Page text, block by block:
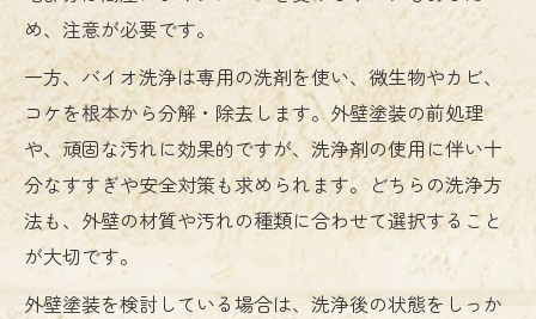
め、注意が必要です。
一方、バイオ洗浄は専用の洗剤を使い、微生物やカビ、
コケを根本から分解・除去します。外壁塗装の前処理
や、頑固な汚れに効果的ですが、洗浄剤の使用に伴い十
分なすすぎや安全対策も求められます。どちらの洗浄方
法も、外壁の材質や汚れの種類に合わせて選択すること
が大切です。
外壁塗装を検討している場合は、洗浄後の状態をしっか